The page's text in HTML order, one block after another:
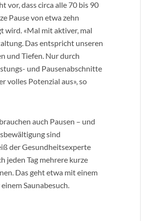
vor, dass circa alle 70 bis 90
Pause von etwa zehn
wird. «Mal mit aktiver, mal
Das entspricht unseren
und Tiefen. Nur durch
und Pausenabschnitte
volles Potenzial aus», so
auch Pausen – und
sind
der Gesundheitsexperte
jeden Tag mehrere kurze
Das geht etwa mit einem
Saunabesuch.